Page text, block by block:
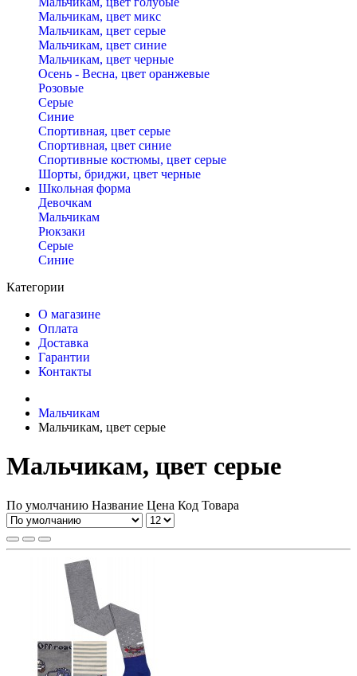
Мальчикам, цвет микс
Мальчикам, цвет серые
Мальчикам, цвет синие
Мальчикам, цвет черные
Осень - Весна, цвет оранжевые
Розовые
Серые
Синие
Спортивная, цвет серые
Спортивная, цвет синие
Спортивные костюмы, цвет серые
Шорты, бриджи, цвет черные
Школьная форма
Девочкам
Мальчикам
Рюкзаки
Серые
Синие
Категории
О магазине
Оплата
Доставка
Гарантии
Контакты
Мальчикам
Мальчикам, цвет серые
Мальчикам, цвет серые
По умолчанию Название Цена Код Товара